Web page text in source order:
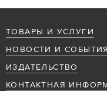
ТОВАРЫ И УСЛУГИ
НОВОСТИ И СОБЫТИЯ
ИЗДАТЕЛЬСТВО
КОНТАКТНАЯ